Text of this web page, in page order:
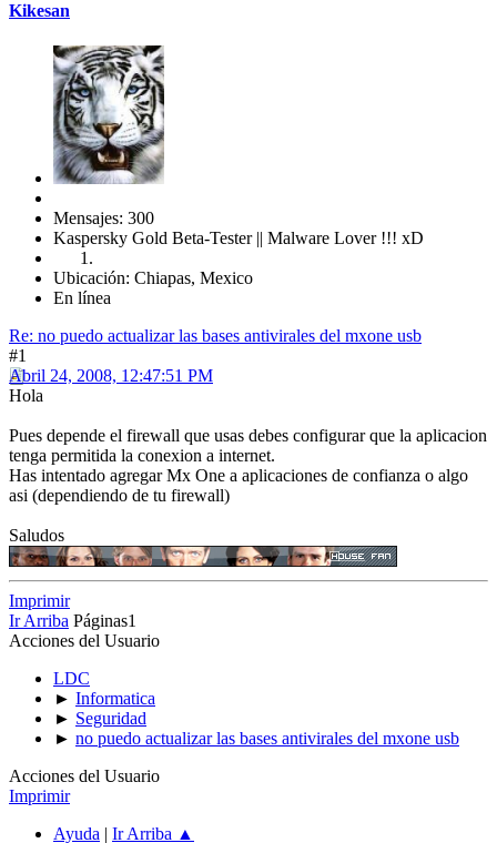
Kikesan
Mensajes: 300
Kaspersky Gold Beta-Tester || Malware Lover !!! xD
Ubicación: Chiapas, Mexico
En línea
Re: no puedo actualizar las bases antivirales del mxone usb
#1
Abril 24, 2008, 12:47:51 PM
Hola
Pues depende el firewall que usas debes configurar que la aplicacion
tenga permitida la conexion a internet.
Has intentado agregar Mx One a aplicaciones de confianza o algo
asi (dependiendo de tu firewall)
Saludos
Imprimir
Ir Arriba Páginas1
Acciones del Usuario
LDC
► Informatica
► Seguridad
► no puedo actualizar las bases antivirales del mxone usb
Acciones del Usuario
Imprimir
Ayuda | Ir Arriba ▲